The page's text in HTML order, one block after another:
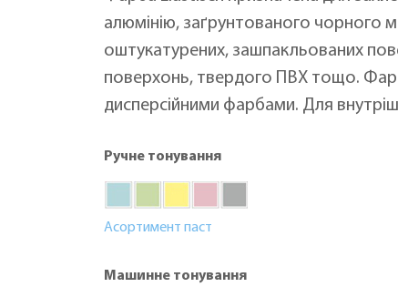
алюмінію, заґрунтованого чорного
оштукатурених, зашпакльованих
поверхонь, твердого ПВХ тощо.
дисперсійними фарбами. Для
Ручне тонування
Асортимент паст
Машинне тонування